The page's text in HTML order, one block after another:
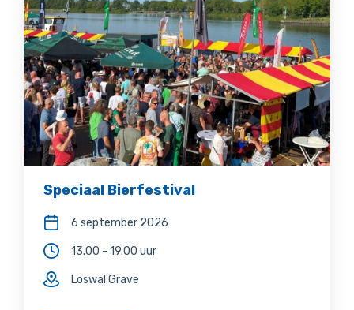
Speciaal Bierfestival
6 september 2026
13.00 - 19.00 uur
Loswal Grave